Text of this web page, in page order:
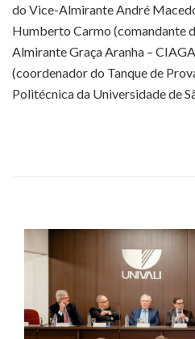
do Vice-Almirante André
Humberto Carmo (comandante
Almirante Graça Aranha –
(coordenador do Tanque de
Politécnica da Universidade de